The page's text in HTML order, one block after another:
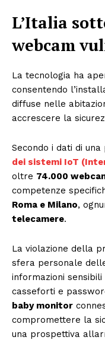
L’Italia
webcam
La tecnologia ha
consentendo
diffuse nelle
accrescere la
Secondo i dati di
dei sistemi IoT
oltre 74.000
competenze
Roma e Milano,
telecamere.
La violazione della
sfera personale
informazioni
casseforti e
baby monitor
compromettere la
una prospettiva